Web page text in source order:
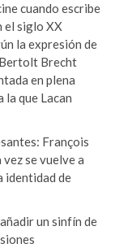
cuando escribe
el siglo XX
la expresión de
Bertolt Brecht
en plena
la que Lacan
François
vez se vuelve a
identidad de
un sinfín de